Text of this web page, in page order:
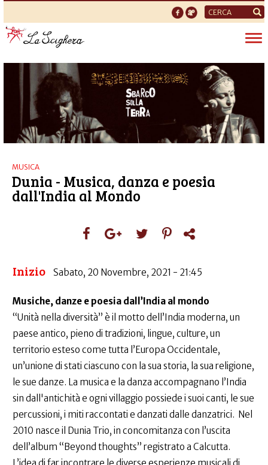
Form
di
ricerca
MUSICA
Dunia - Musica, danza e poesia
dall'India al Mondo
Inizio Sabato, 20 Novembre, 2021 - 21:45
Musiche, danze e poesia dall’India al mondo
“Unità nella diversità” è il motto dell’India moderna, un
paese antico, pieno di tradizioni, lingue, culture, un
territorio esteso come tutta l’Europa Occidentale,
un’unione di stati ciascuno con la sua storia, la sua religione,
le sue danze. La musica e la danza accompagnano l’India
sin dall'antichità e ogni villaggio possiede i suoi canti, le sue
percussioni, i miti raccontati e danzati dalle danzatrici. Nel
2010 nasce il Dunia Trio, in concomitanza con l’uscita
dell’album “Beyond thoughts” registrato a Calcutta.